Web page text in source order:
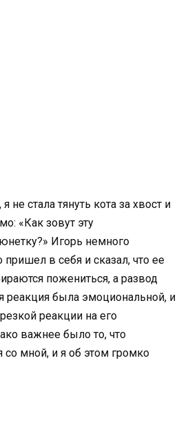
не стала тянуть кота за хвост и
«Как зовут эту
Игорь немного
пришел в себя и сказал, что ее
пожениться, а развод
реакция была эмоциональной, и
реакции на его
важнее было то, что
мной, и я об этом громко